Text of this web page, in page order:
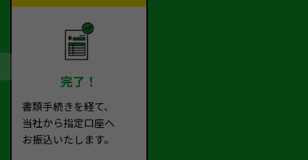
完了！
書類手続きを経て、
当社から指定口座へ
お振込いたします。